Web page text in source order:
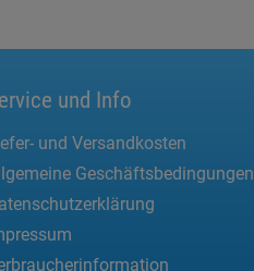
und Info
und Versandkosten
Geschäftsbedingungen